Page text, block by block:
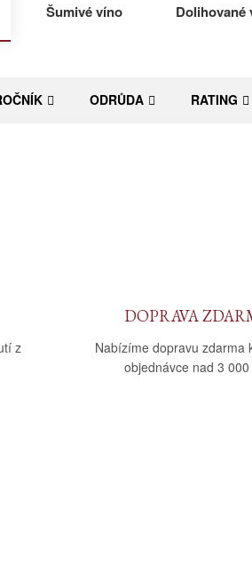
Šumivé víno Dolihované
ODRŮDA RATING
z
DOPRAVA
Nabízíme dopravu zdarma
objednávce nad 3 000